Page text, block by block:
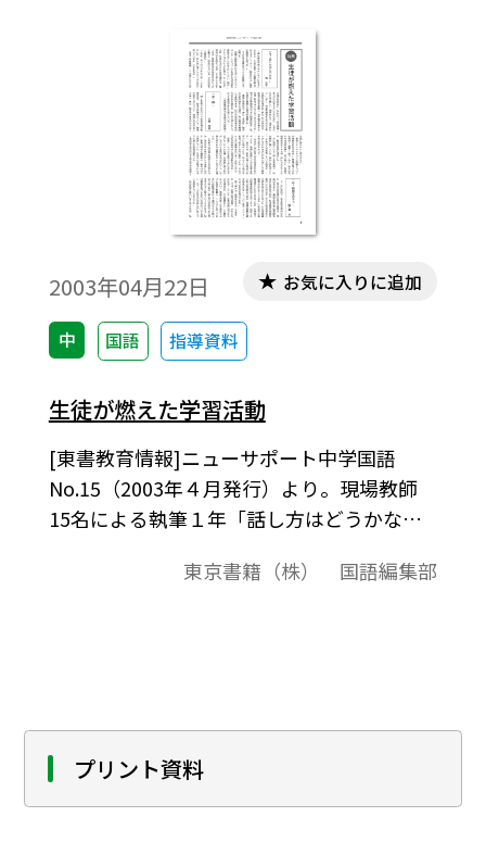
2003年04月22日
中 国語 指導資料
お気に入りに追加
生徒が燃えた学習活動
[東書教育情報]ニューサポート中学国語
No.15（2003年４月発行）より。現場教師
15名による執筆１年「話し方はどうかな」
年「碑」高知県土佐山村立佐山中学校教
「手紙・はがきの書き方」鳥取県河原町立
河原中学校教諭 小林傳１年「カメレオ
ン」栃木県小山市立小山城南中学校教諭
東京書籍（株） 国語編集部
プリント資料